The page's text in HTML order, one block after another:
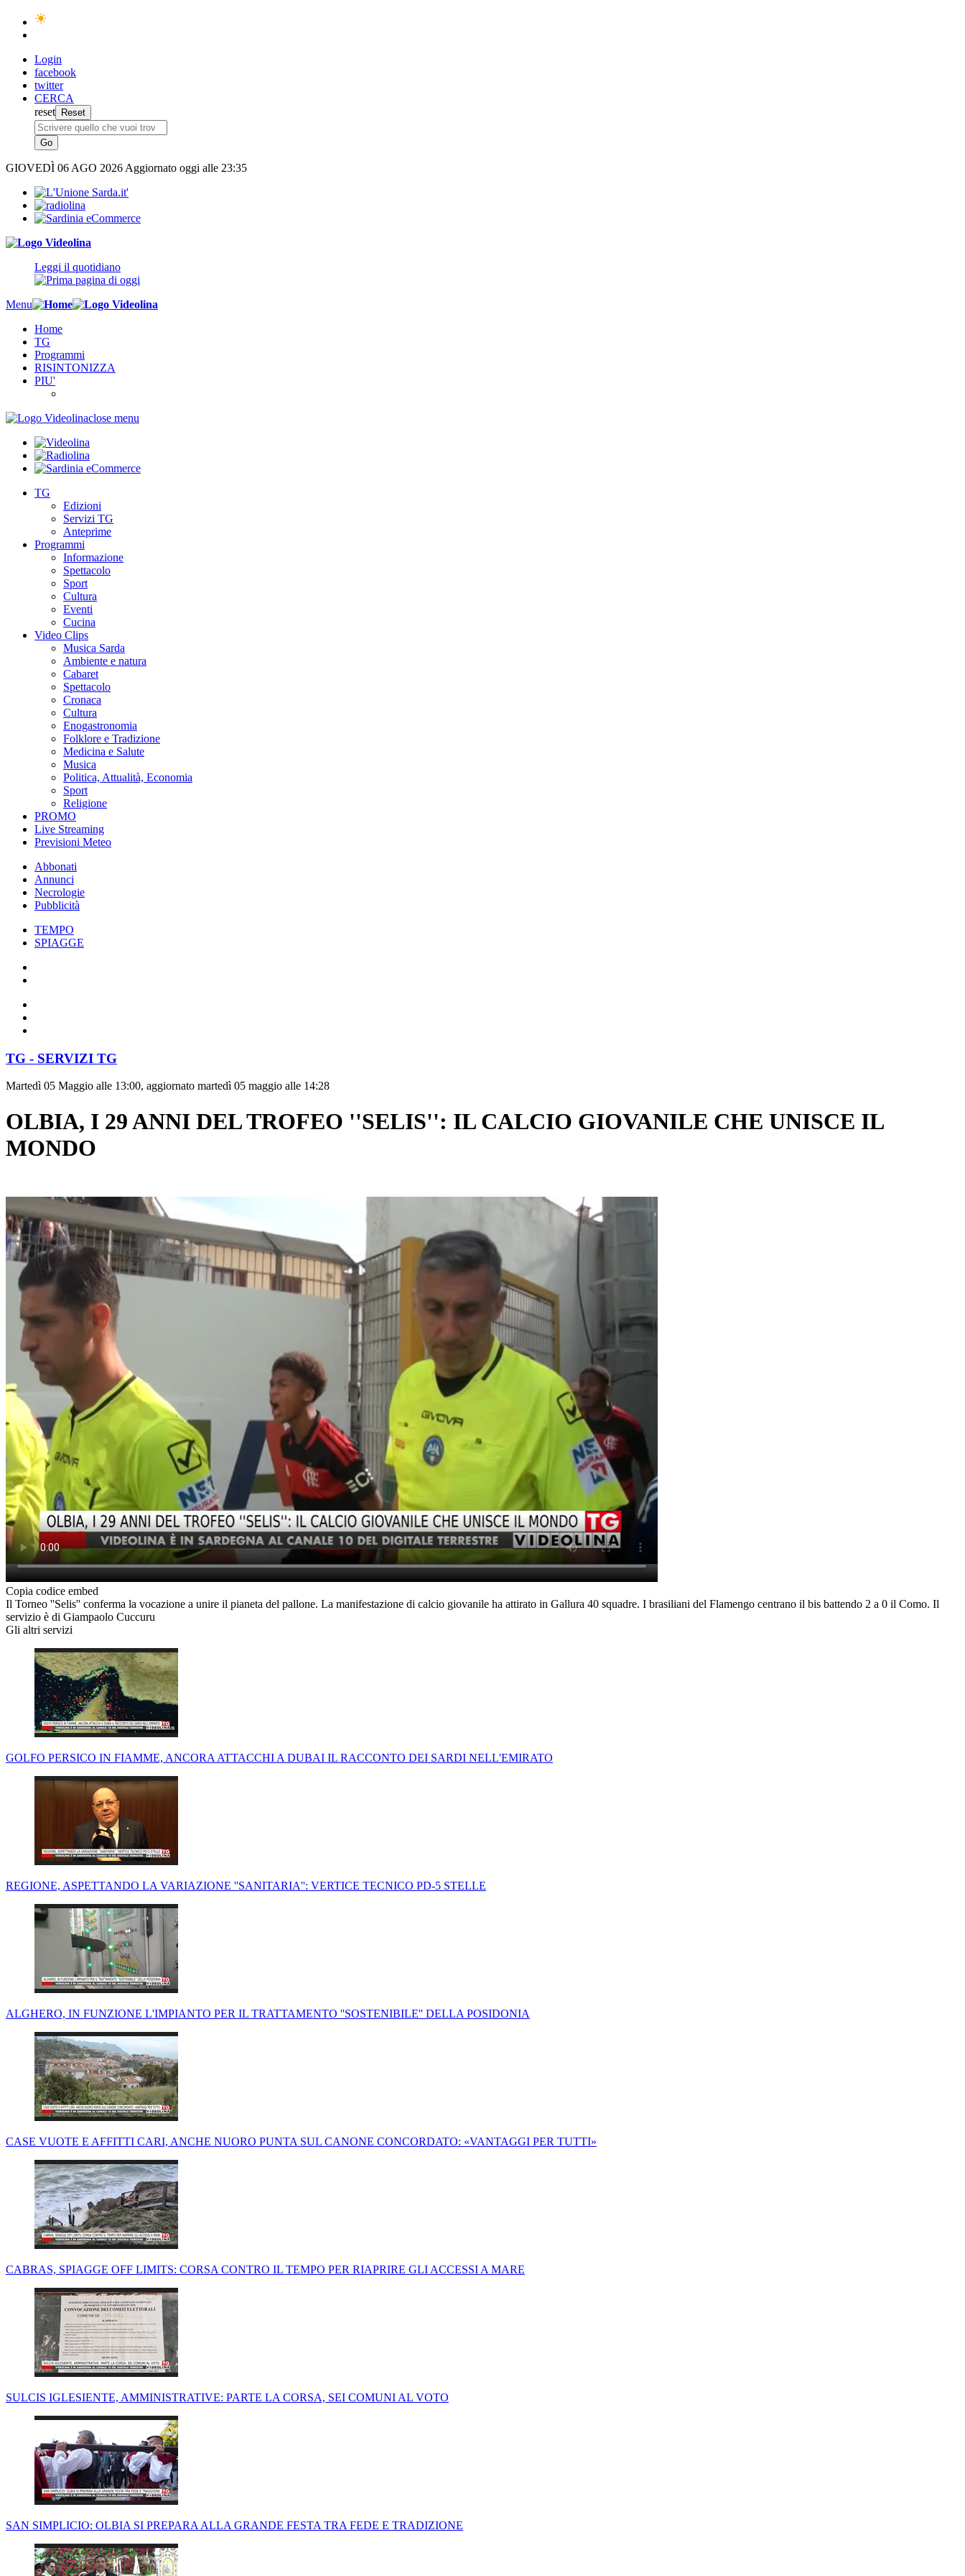
Login
facebook
twitter
CERCA
reset
GIOVEDÌ 06 AGO 2026 Aggiornato oggi alle 23:35
Leggi il quotidiano
Menu
Home
TG
Programmi
RISINTONIZZA
PIU'
close menu
TG
Edizioni
Servizi TG
Anteprime
Programmi
Informazione
Spettacolo
Sport
Cultura
Eventi
Cucina
Video Clips
Musica Sarda
Ambiente e natura
Cabaret
Spettacolo
Cronaca
Cultura
Enogastronomia
Folklore e Tradizione
Medicina e Salute
Musica
Politica, Attualità, Economia
Sport
Religione
PROMO
Live Streaming
Previsioni Meteo
Abbonati
Annunci
Necrologie
Pubblicità
TEMPO
SPIAGGE
TG - SERVIZI TG
Martedì 05 Maggio alle 13:00, aggiornato martedì 05 maggio alle 14:28
OLBIA, I 29 ANNI DEL TROFEO ''SELIS'': IL CALCIO GIOVANILE CHE UNISCE IL
MONDO
Copia codice embed
Il Torneo ''Selis'' conferma la vocazione a unire il pianeta del pallone. La manifestazione di calcio giovanile ha attirato in Gallura 40 squadre. I brasiliani del Flamengo centrano il bis battendo 2 a 0 il Como. Il
servizio è di Giampaolo Cuccuru
Gli altri servizi
GOLFO PERSICO IN FIAMME, ANCORA ATTACCHI A DUBAI IL RACCONTO DEI SARDI NELL'EMIRATO
REGIONE, ASPETTANDO LA VARIAZIONE ''SANITARIA'': VERTICE TECNICO PD-5 STELLE
ALGHERO, IN FUNZIONE L'IMPIANTO PER IL TRATTAMENTO ''SOSTENIBILE'' DELLA POSIDONIA
CASE VUOTE E AFFITTI CARI, ANCHE NUORO PUNTA SUL CANONE CONCORDATO: «VANTAGGI PER TUTTI»
CABRAS, SPIAGGE OFF LIMITS: CORSA CONTRO IL TEMPO PER RIAPRIRE GLI ACCESSI A MARE
SULCIS IGLESIENTE, AMMINISTRATIVE: PARTE LA CORSA, SEI COMUNI AL VOTO
SAN SIMPLICIO: OLBIA SI PREPARA ALLA GRANDE FESTA TRA FEDE E TRADIZIONE